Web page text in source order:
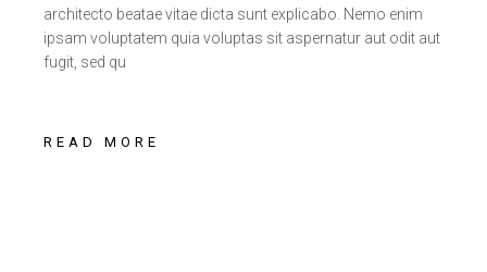
architecto beatae vitae dicta sunt explicabo. Nemo enim
ipsam voluptatem quia voluptas sit aspernatur aut odit aut
fugit, sed qu
READ MORE